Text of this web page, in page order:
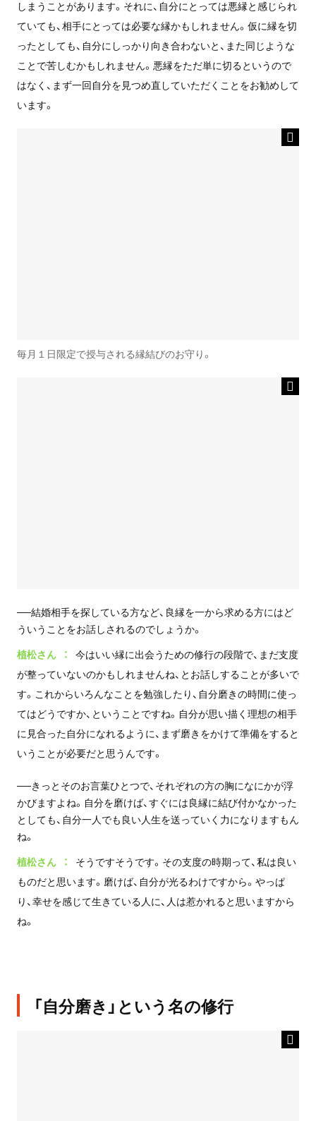
しまうことがあります。それに、自分にとっては悪縁と感じられ
ていても、相手にとっては必要な縁かもしれません。仮に縁を切
ったとしても、自分にしっかり向き合わないと、また同じような
ことで苦しむかもしれません。悪縁をただ単に切るというので
はなく、まず一回自分を見つめ直していただくことをお勧めして
います。
毎月１日限定で授与される縁結びのお守り。
──結婚相手を探している方など、良縁を一から求める方にはど
ういうことをお話しされるのでしょうか。
植松さん
今はいい縁に出会うための修行の段階で、まだ支度
が整っていないのかもしれませんね、とお話しすることが多いで
す。これからいろんなことを勉強したり、自分磨きの時間に使っ
てはどうですか、ということですね。自分が思い描く理想の相手
に見合った自分になれるように、まず磨きをかけて準備をすると
いうことが必要だと思うんです。
──きっとそのお言葉ひとつで、それぞれの方の胸になにかが浮
かびますよね。自分を磨けば、すぐには良縁に結び付かなかった
としても、自分一人でも良い人生を送っていく力になりますもん
ね。
植松さん
そうですそうです。その支度の時期って、私は良い
ものだと思います。磨けば、自分が光るわけですから。やっぱ
り、幸せを感じて生きている人に、人は惹かれると思いますから
ね。
「自分磨き」という名の修行